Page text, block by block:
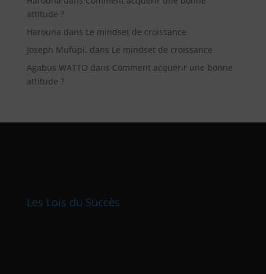
attitude ?
Harouna dans Le mindset de croissance
Joseph Mufupi. dans Le mindset de croissance
Agabus WATTO dans Comment acquérir une bonne
attitude ?
Les Lois du Succès